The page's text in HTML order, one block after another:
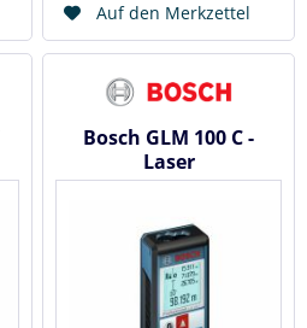
Auf den Merkzettel
Bosch GLM 100 C -
Laser
Entfernungsmesser